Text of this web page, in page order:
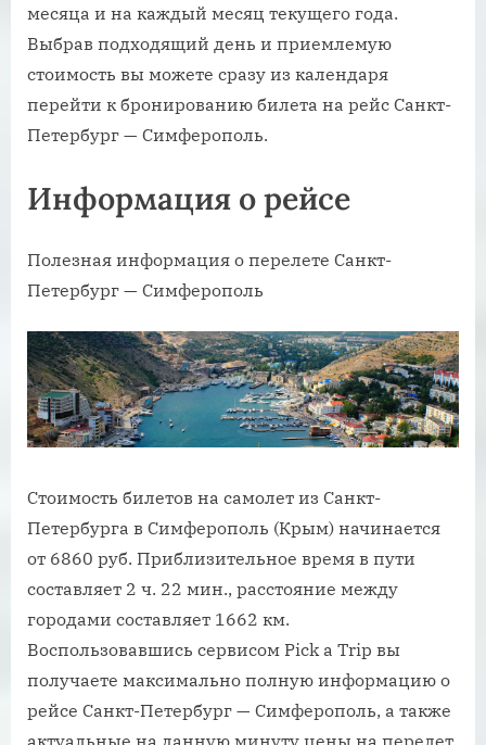
месяца и на каждый месяц текущего года.
Выбрав подходящий день и приемлемую
стоимость вы можете сразу из календаря
перейти к бронированию билета на рейс Санкт-
Петербург — Симферополь.
Информация о рейсе
Полезная информация о перелете Санкт-
Петербург — Симферополь
Стоимость билетов на самолет из Санкт-
Петербурга в Симферополь (Крым) начинается
от 6860 руб. Приблизительное время в пути
составляет 2 ч. 22 мин., расстояние между
городами составляет 1662 км.
Воспользовавшись сервисом Pick a Trip вы
получаете максимально полную информацию о
рейсе Санкт-Петербург — Симферополь, а также